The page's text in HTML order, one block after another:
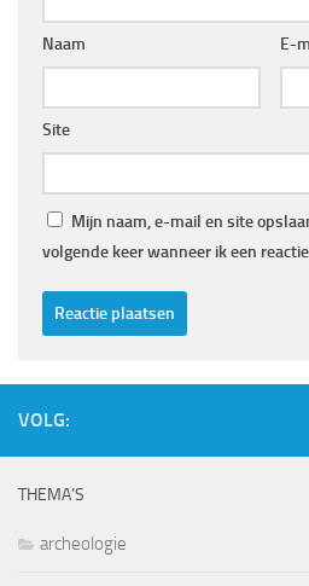
Naam E-
Site
Mijn naam, e-mail en site
volgende keer wanneer ik een
VOLG:
THEMA’S
archeologie